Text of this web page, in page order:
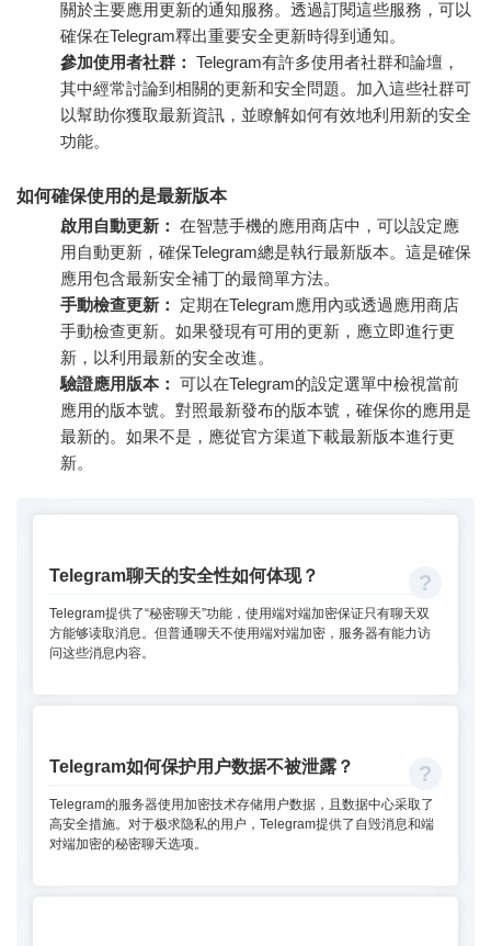
關於主要應用更新的通知服務。透過訂閱這些服務，可以
確保在Telegram釋出重要安全更新時得到通知。
參加使用者社群： Telegram有許多使用者社群和論壇，
其中經常討論到相關的更新和安全問題。加入這些社群可
以幫助你獲取最新資訊，並瞭解如何有效地利用新的安全
功能。
如何確保使用的是最新版本
啟用自動更新： 在智慧手機的應用商店中，可以設定應
用自動更新，確保Telegram總是執行最新版本。這是確保
應用包含最新安全補丁的最簡單方法。
手動檢查更新：
定期在Telegram應用內或透過應用商店
手動檢查更新。如果發現有可用的更新，應立即進行更
新，以利用最新的安全改進。
驗證應用版本： 可以在Telegram的設定選單中檢視當前
應用的版本號。對照最新發布的版本號，確保你的應用是
最新的。如果不是，應從官方渠道下載最新版本進行更
新。
Telegram聊天的安全性如何体现？
Telegram提供了“秘密聊天”功能，使用端对端加密保证只有聊天双
方能够读取消息。但普通聊天不使用端对端加密，服务器有能力访
问这些消息内容。
Telegram如何保护用户数据不被泄露？
Telegram的服务器使用加密技术存储用户数据，且数据中心采取了
高安全措施。对于极求隐私的用户，Telegram提供了自毁消息和端
对端加密的秘密聊天选项。